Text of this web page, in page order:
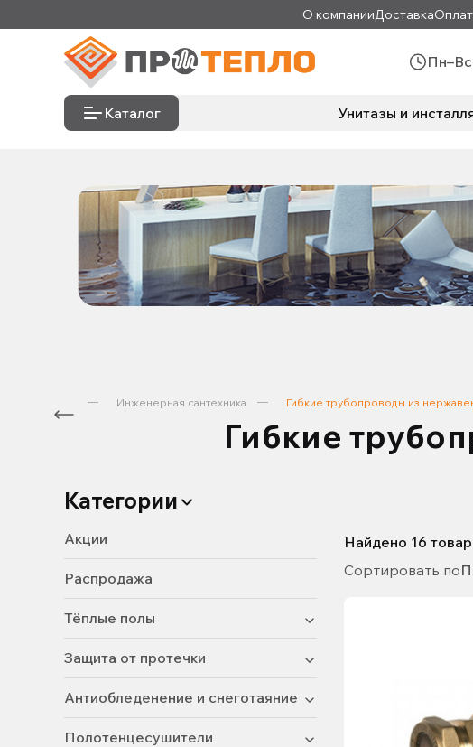
О компанииДоставка
Каталог Унитазы и
Инженерная сантехника Гибкие трубопроводы из
Гибкие
Категории
Акции
Распродажа
Тёплые полы
Защита от протечки
Антиобледенение и снеготаяние
Полотенцесушители
Найдено 16
Сортировать по